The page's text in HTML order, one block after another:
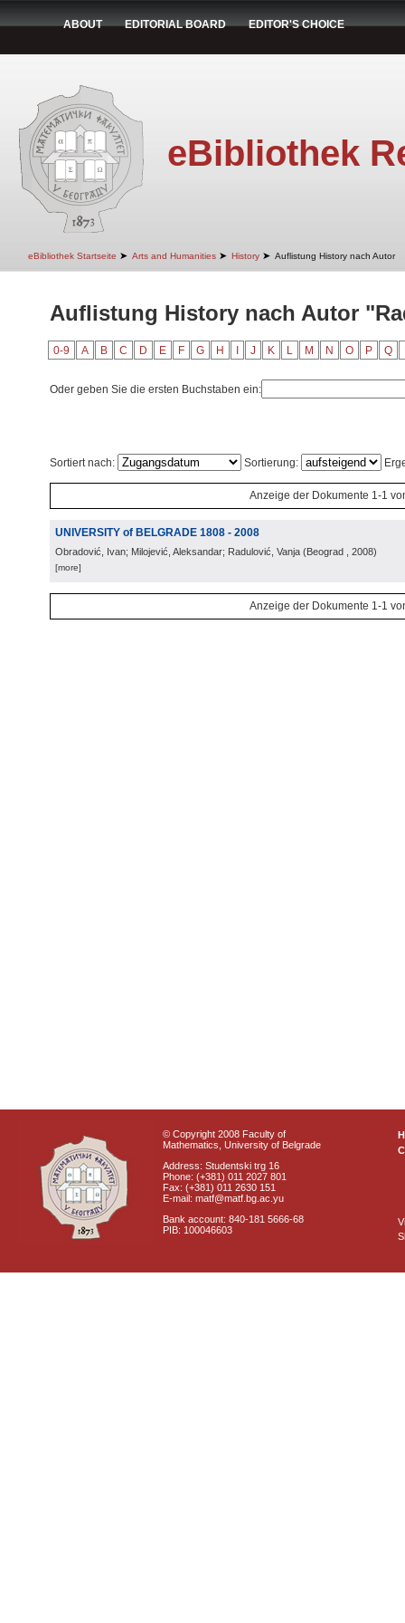
ABOUT EDITORIAL BOARD EDITOR'S CHOICE
eBibliothek
eBibliothek Startseite ➤ Arts and Humanities ➤ History ➤ Auflistung History nach Autor
Auflistung History nach Autor
0-9 A B C D E F G H J K L M N O P Q
Oder geben Sie die ersten Buchstaben ein:
Sortiert nach: Sortierung:
Anzeige der Dokumente 1-1
UNIVERSITY of BELGRADE 1808 - 2008
Obradović, Ivan; Milojević, Aleksandar; Radulović, Vanja (Beograd , 2008)
[more]
Anzeige der Dokumente 1-1
© Copyright 2008 Faculty of
Mathematics, University of Belgrade
Address: Studentski trg 16
Phone: (+381) 011 2027 801
Fax: (+381) 011 2630 151
E-mail: matf@matf.bg.ac.yu
Bank account: 840-181 5666-68
PIB: 100046603